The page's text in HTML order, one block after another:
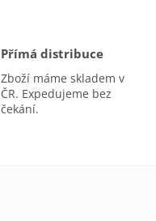
Přímá distribuce
Zboží máme skladem v
ČR. Expedujeme bez
čekání.